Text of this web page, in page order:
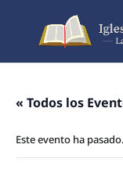
« Todos los
Este evento ha pasado.